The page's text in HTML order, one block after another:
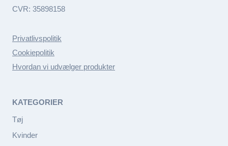
CVR: 35898158
Privatlivspolitik
Cookiepolitik
Hvordan vi udvælger produkter
KATEGORIER
Tøj
Kvinder